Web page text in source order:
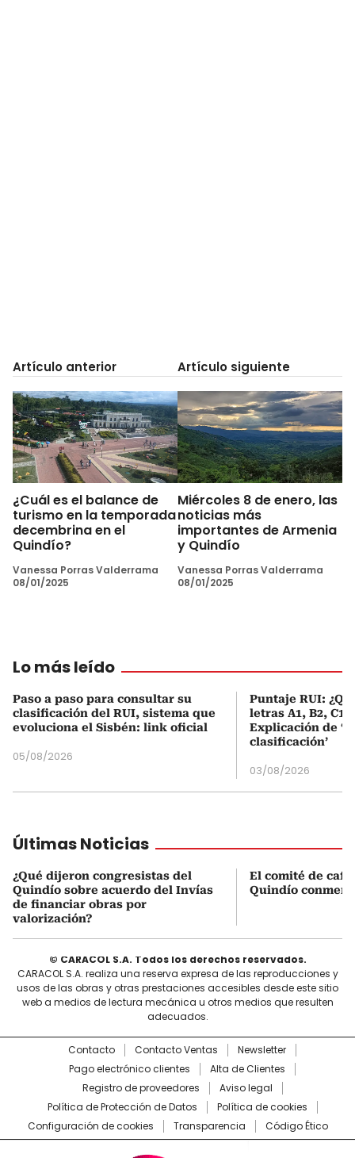
Artículo anterior
¿Cuál es el balance de
turismo en la temporada
decembrina en el
Quindío?
Vanessa Porras Valderrama
08/01/2025
Artículo siguiente
Miércoles 8 de enero, las
noticias más
importantes de Armenia
y Quindío
Vanessa Porras Valderrama
08/01/2025
Lo más leído
Paso a paso para consultar su
clasificación del RUI, sistema que
evoluciona el Sisbén: link oficial
05/08/2026
Puntaje RUI:
letras A1, B2, C1
Explicación de
clasificación’
03/08/2026
Últimas Noticias
¿Qué dijeron congresistas del
Quindío sobre acuerdo del Invías
de financiar obras por
valorización?
El comité de
Quindío
© CARACOL S.A. Todos los derechos reservados.
CARACOL S.A. realiza una reserva expresa de las reproducciones y
usos de las obras y otras prestaciones accesibles desde este sitio
web a medios de lectura mecánica u otros medios que resulten
adecuados.
Contacto Contacto Ventas
Newsletter
Pago electrónico clientes
Alta de Clientes
Registro de proveedores
Aviso legal
Política de Protección de Datos
Política de cookies
Configuración de cookies
Transparencia Código Ético